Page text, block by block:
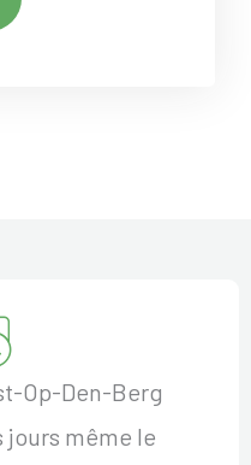
Op-Den-Berg
jours même le